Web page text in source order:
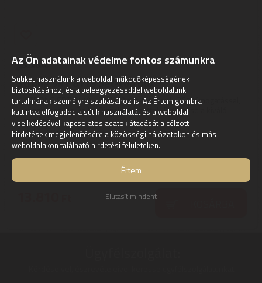
Strong SRT 8119 Set-top box
STRONG SRT 8119 - DVB-T2 set-top box H.265 támogatással,
rögzítéssel és Dolby Digital kimenettel | Biztosítsd a kiváló
minőségű ...
2ÉVhivatalos, gyári garancia
Az Ön adatainak védelme fontos számunkra
Sütiket használunk a weboldal működőképességének
biztosításához, és a beleegyezéseddel weboldalunk
tartalmának személyre szabásához is. Az Értem gombra
kattintva elfogadod a sütik használatát és a weboldal
viselkedésével kapcsolatos adatok átadását a célzott
hirdetések megjelenítésére a közösségi hálózatokon és más
weboldalakon található hirdetési felületeken.
Értem
Elutasít mindent